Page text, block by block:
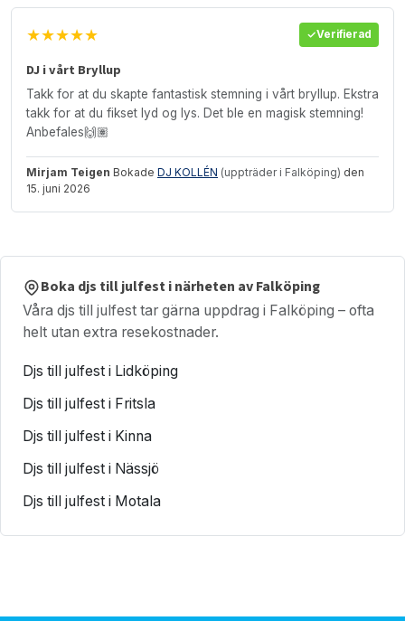
★★★★★ Verifierad
DJ i vårt Bryllup
Takk for at du skapte fantastisk stemning i vårt bryllup. Ekstra
takk for at du fikset lyd og lys. Det ble en magisk stemning!
Anbefales🙌🏽
Mirjam Teigen Bokade DJ KOLLÉN (uppträder i Falköping) den
15. juni 2026
Boka djs till julfest i närheten av Falköping
Våra djs till julfest tar gärna uppdrag i Falköping – ofta
helt utan extra resekostnader.
Djs till julfest i Lidköping
Djs till julfest i Fritsla
Djs till julfest i Kinna
Djs till julfest i Nässjö
Djs till julfest i Motala